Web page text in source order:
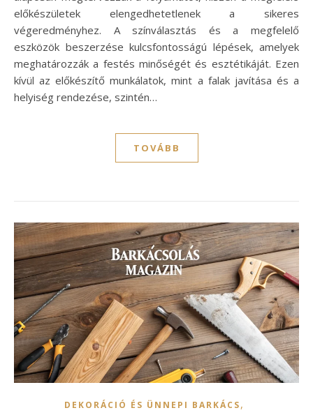
előkészületek elengedhetetlenek a sikeres
végeredményhez. A színválasztás és a megfelelő
eszközök beszerzése kulcsfontosságú lépések, amelyek
meghatározzák a festés minőségét és esztétikáját. Ezen
kívül az előkészítő munkálatok, mint a falak javítása és a
helyiség rendezése, szintén…
TOVÁBB
DEKORÁCIÓ ÉS ÜNNEPI BARKÁCS,